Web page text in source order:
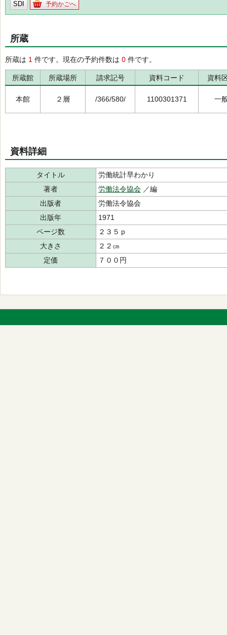
SDI 予約かごへ
所蔵
所蔵は 1 件です。現在の予約件数は 0 件です。
所蔵館 所蔵場所 請求記号 資料コード 資料
本館 ２層 /366/580/ 1100301371 一
資料詳細
タイトル
労働統計早わかり
著者
労働法令協会 ／編
出版者
労働法令協会
出版年
1971
ページ数
２３５ｐ
大きさ
２２㎝
定価
７００円